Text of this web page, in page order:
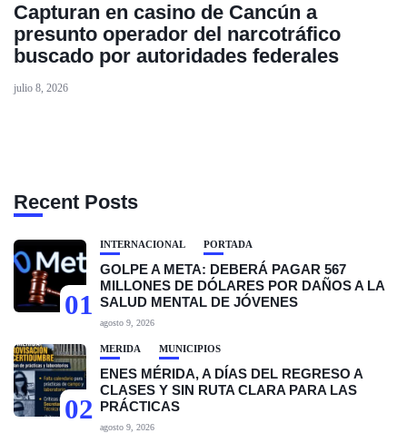
Capturan en casino de Cancún a
presunto operador del narcotráfico
buscado por autoridades federales
julio 8, 2026
Recent Posts
01
INTERNACIONAL PORTADA
GOLPE A META: DEBERÁ PAGAR 567
MILLONES DE DÓLARES POR DAÑOS A LA
SALUD MENTAL DE JÓVENES
agosto 9, 2026
02
MÉRIDA MUNICIPIOS
ENES MÉRIDA, A DÍAS DEL REGRESO A
CLASES Y SIN RUTA CLARA PARA LAS
PRÁCTICAS
agosto 9, 2026